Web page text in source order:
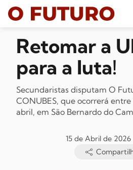
Retomar a
para a luta!
Secundaristas disputam O
CONUBES, que ocorrerá entre
abril, em São Bernardo do
15 de Abril de 2026